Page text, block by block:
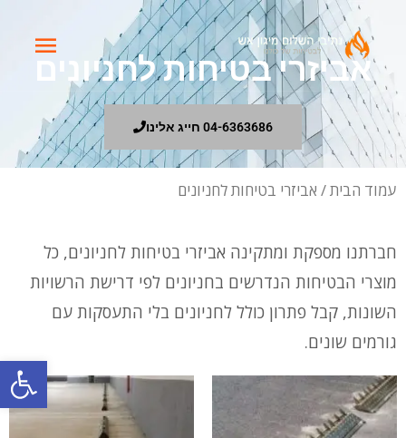
פתח
לתוכן
ראשי
אביזרי בטיחות לחניונים
04-6363686 חייג אלינו
עמוד הבית/ אביזרי בטיחות לחניונים
חברתנו מספקת ומתקינה אביזרי בטיחות לחניונים, כל
מוצרי הבטיחות הנדרשים בחניונים לפי דרישת הרשויות
השונות, קבל פתרון כולל לחניונים בלי התעסקות עם
גורמים שונים.